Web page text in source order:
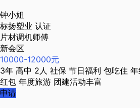
钟小姐
标扬塑业 认证
片材调机师傅
新会区
10000-12000元
3年 高中 2人 社保 节日福利 包吃住
红包 年度旅游 团建活动丰富
申请